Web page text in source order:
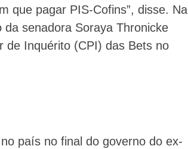
que pagar PIS-Cofins”, disse. Na
senadora Soraya Thronicke
de Inquérito (CPI) das Bets no
país no final do governo do ex-